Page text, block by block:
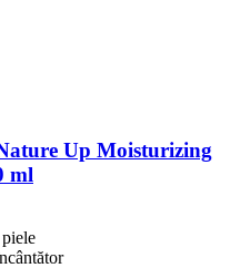
Up Moisturizing
ml